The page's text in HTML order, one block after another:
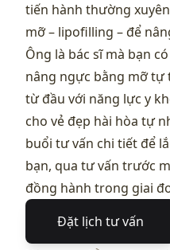
tiến hành thường
mỡ – lipofilling – để
Ông là bác sĩ mà bạn
nâng ngực bằng mỡ tự
từ đầu với năng lực y
cho vẻ đẹp hài hòa tự
buổi tư vấn chi tiết để
bạn, qua tư vấn trước
đồng hành trong giai
Đặt lịch tư vấn